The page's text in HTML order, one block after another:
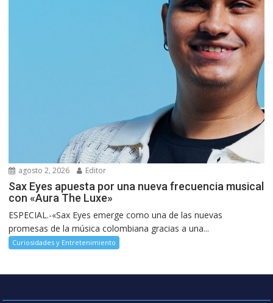
agosto 2, 2026 Editor
Sax Eyes apuesta por una nueva frecuencia musical
con «Aura The Luxe»
ESPECIAL.-«Sax Eyes emerge como una de las nuevas
promesas de la música colombiana gracias a una...
Curiosidades y Entretenimiento